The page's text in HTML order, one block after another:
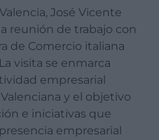
José Vicente
reunión de trabajo con
de Comercio italiana
visita se enmarca
empresarial
y el objetivo
e iniciativas que
empresarial